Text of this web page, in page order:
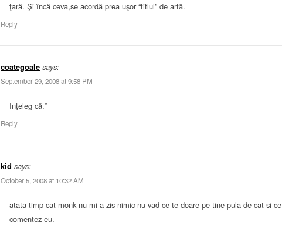
ţară. Şi încă ceva,se acordă prea uşor “titlul” de artă.
Reply
coategoale says:
September 29, 2008 at 9:58 PM
Înţeleg că.*
Reply
kid says:
October 5, 2008 at 10:32 AM
atata timp cat monk nu mi-a zis nimic nu vad ce te doare pe tine pula de cat si ce
comentez eu.